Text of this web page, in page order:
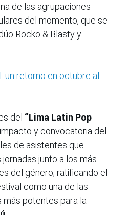
de las agrupaciones
del momento, que se
Rocko & Blasty y
un retorno en octubre al
del “Lima Latin Pop
y convocatoria del
de asistentes que
junto a los más
del género; ratificando el
como una de las
potentes para la